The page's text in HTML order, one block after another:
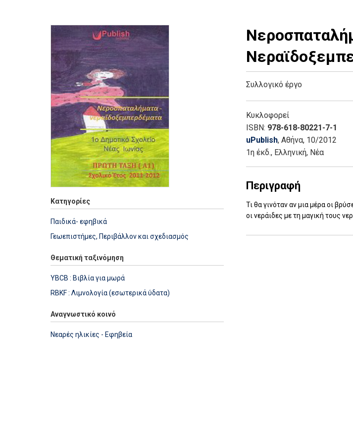
Κατηγορίες
Παιδικά- εφηβικά
Γεωεπιστήμες, Περιβάλλον και σχεδιασμός
Θεματική ταξινόμηση
YBCB : Βιβλία για μωρά
RBKF : Λιμνολογία (εσωτερικά ύδατα)
Αναγνωστικό κοινό
Νεαρές ηλικίες - Εφηβεία
Συλλογικό έργο
Κυκλοφορεί
ISBN: 978-618-80221-7-1
uPublish, Αθήνα, 10/2012
1η έκδ., Ελληνική, Νέα
Περιγραφή
Τι θα γινόταν αν μια μέρα οι
οι νεράιδες με τη μαγική τους